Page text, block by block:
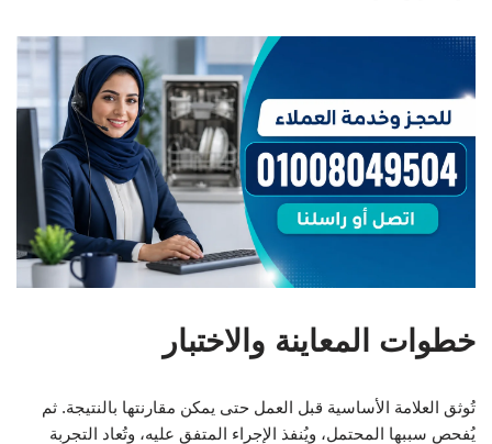
خطوات المعاينة والاختبار
تُوثق العلامة الأساسية قبل العمل حتى يمكن مقارنتها بالنتيجة. ثم
يُفحص سببها المحتمل، ويُنفذ الإجراء المتفق عليه، وتُعاد التجربة